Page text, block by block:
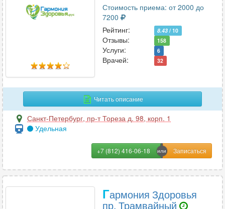
Флебология 83
Функциональная диагностика
Х
9
Хирургия
Хирургия-ортопедия
Стоимость приема: от 2000 до
7200
Рейтинг:
8.43 / 10
Отзывы: 158
Услуги: 6
Врачей: 32
Читать описание
Санкт-Петербург, пр-т Тореза д. 98, корп. 1
Удельная
+7 (812) 416-06-18
Гармония Здоровья
пр. Трамвайный